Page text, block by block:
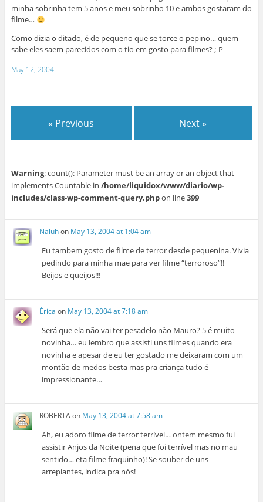
minha sobrinha tem 5 anos e meu sobrinho 10 e ambos gostaram do
filme…
Como dizia o ditado, é de pequeno que se torce o pepino… quem
sabe eles saem parecidos com o tio em gosto para filmes? ;-P
May 12, 2004
« Previous Next »
Warning: count(): Parameter must be an array or an object that
implements Countable in /home/liquidox/www/diario/wp-
includes/class-wp-comment-query.phpon line399
Naluhon May 13, 2004 at 1:04 am
Eu tambem gosto de filme de terror desde pequenina. Vivia
pedindo para minha mae para ver filme “terroroso”!!
Beijos e queijos!!!
Érica on May 13, 2004 at 7:18 am
Será que ela não vai ter pesadelo não Mauro? 5 é muito
novinha… eu lembro que assisti uns filmes quando era
novinha e apesar de eu ter gostado me deixaram com um
montão de medos besta mas pra criança tudo é
impressionante…
ROBERTAon May 13, 2004 at 7:58 am
Ah, eu adoro filme de terror terrível… ontem mesmo fui
assistir Anjos da Noite (pena que foi terrível mas no mau
sentido… eta filme fraquinho)! Se souber de uns
arrepiantes, indica pra nós!